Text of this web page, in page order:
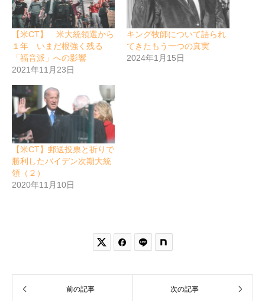
【米CT】 米大統領選から
１年 いまだ根強く残る
「福音派」への影響
2021年11月23日
キング牧師について語られ
てきたもう一つの真実
2024年1月15日
【米CT】郵送投票と祈りで
勝利したバイデン次期大統
領（２）
2020年11月10日
 
前の記事 次の記事